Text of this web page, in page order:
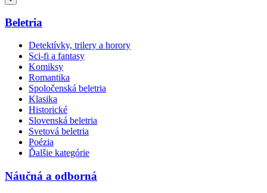
Beletria
Detektívky, trilery a horory
Sci-fi a fantasy
Komiksy
Romantika
Spoločenská beletria
Klasika
Historické
Slovenská beletria
Svetová beletria
Poézia
Ďalšie kategórie
Náučná a odborná